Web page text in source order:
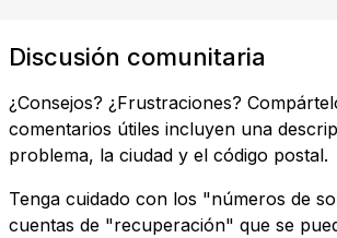
Discusión comunitaria
¿Consejos? ¿Frustraciones?
comentarios útiles incluyen una
problema, la ciudad y el código postal.
Tenga cuidado con los "números de
cuentas de "recuperación" que se